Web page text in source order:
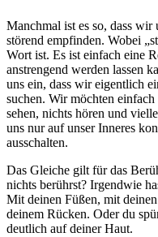
Manchmal ist es so, dass wir
störend empfinden. Wobei
Wort ist. Es ist einfach eine
anstrengend werden lassen
uns ein, dass wir eigentlich
suchen. Wir möchten
sehen, nichts hören und
uns nur auf unser Inneres
ausschalten.
Das Gleiche gilt für das
nichts berührst? Irgendwie
Mit deinen Füßen, mit
deinem Rücken. Oder du
deutlich auf deiner Haut.